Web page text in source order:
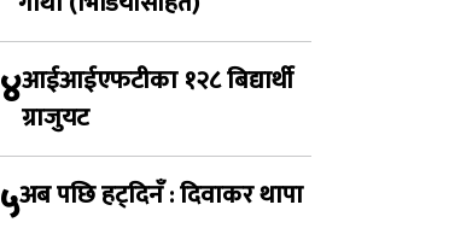
४आईआईएफटीका १२८ बिद्यार्थी
ग्राजुयट
५अब पछि हट्दिनँ : दिवाकर थापा